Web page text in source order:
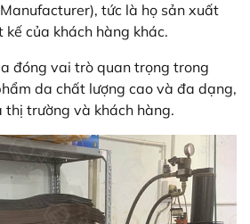
tức là họ sản xuất
của khách hàng khác.
đóng vai trò quan trọng trong
da chất lượng cao và đa dạng,
thị trường và khách hàng.